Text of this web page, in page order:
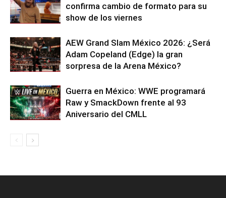
confirma cambio de formato para su
show de los viernes
AEW Grand Slam México 2026: ¿Será
Adam Copeland (Edge) la gran
sorpresa de la Arena México?
Guerra en México: WWE programará
Raw y SmackDown frente al 93
Aniversario del CMLL